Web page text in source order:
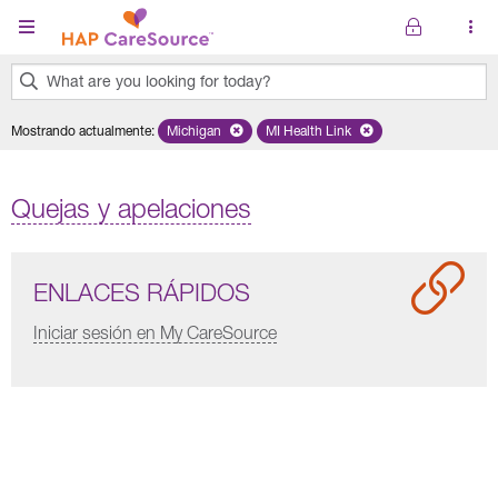
Pasar al contenido principal
What are you looking for today?
results
Mostrando actualmente: Remove selected state 'Michigan'
Michigan Remove selected plan 'MI
MI Health Link
Quejas y apelaciones
ENLACES RÁPIDOS
Iniciar sesión en My CareSource